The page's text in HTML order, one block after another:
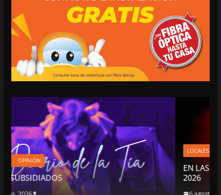
LOCALES OPINIÓN
EN LAS TRIPAS DEL JAGUAR: 06 DE AGOSTO
2026